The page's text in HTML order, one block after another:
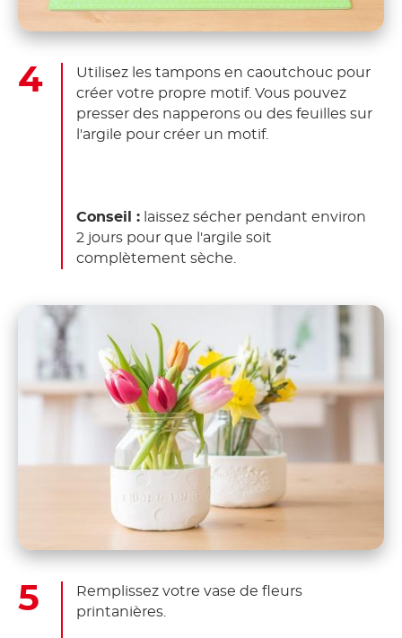
Utilisez les tampons en caoutchouc pour
créer votre propre motif. Vous pouvez
presser des napperons ou des feuilles sur
l'argile pour créer un motif.
Conseil : laissez sécher pendant environ
2 jours pour que l'argile soit
complètement sèche.
Remplissez votre vase de fleurs
printanières.